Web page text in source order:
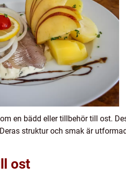
en bädd eller tillbehör till ost.
struktur och smak är
ost